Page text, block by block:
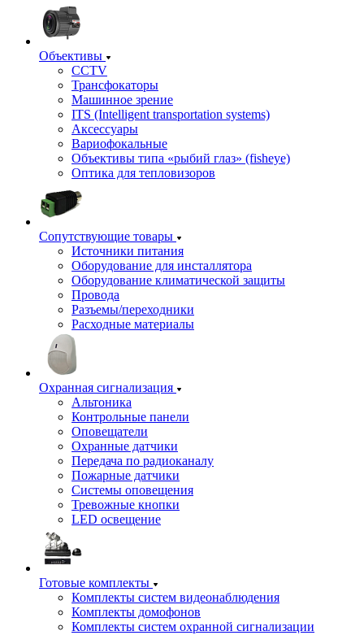
Объективы
CCTV
Трансфокаторы
Машинное зрение
ITS (Intelligent transportation systems)
Аксессуары
Вариофокальные
Объективы типа «рыбий глаз» (fisheye)
Оптика для тепловизоров
Сопутствующие товары
Источники питания
Оборудование для инсталлятора
Оборудование климатической защиты
Провода
Разъемы/переходники
Расходные материалы
Охранная сигнализация
Альтоника
Контрольные панели
Оповещатели
Охранные датчики
Передача по радиоканалу
Пожарные датчики
Системы оповещения
Тревожные кнопки
LED освещение
Готовые комплекты
Комплекты систем видеонаблюдения
Комплекты домофонов
Комплекты систем охранной сигнализации